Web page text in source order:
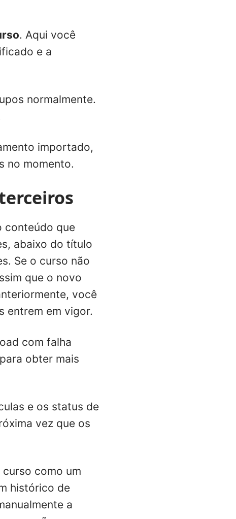
. Aqui você
e a
normalmente.
importado,
no momento.
conteúdo que
abaixo do título
Se o curso não
que o novo
você
entrem em vigor.
com falha
obter mais
e os status de
vez que os
como um
histórico de
a